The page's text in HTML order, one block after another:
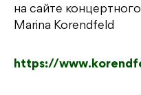
на сайте
Marina Korendfeld
https://